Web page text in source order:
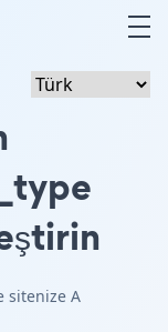
sitenize A